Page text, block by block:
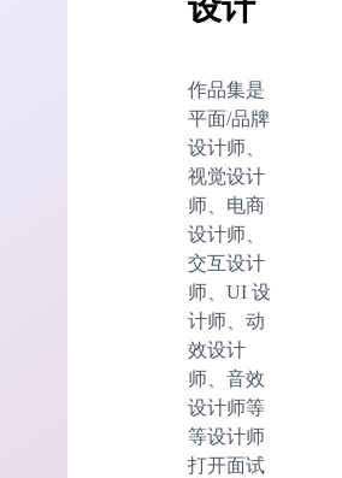
设计
作品集是
平面/品牌
设计师、
视觉设计
师、电商
设计师、
交互设计
师、UI 设
计师、动
效设计
师、音效
设计师等
等设计师
打开面试